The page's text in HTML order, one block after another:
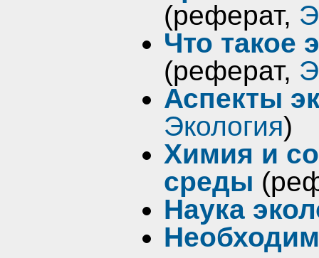
(реферат,
Что такое
(реферат,
Аспекты
Экология)
Химия и
среды
Наука